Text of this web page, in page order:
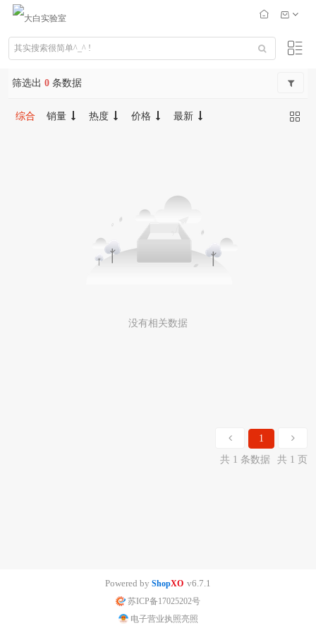
筛选出 0 条数据
综合 销量 热度 价格 最新
没有相关数据
1
共 1 条数据
共 1 页
Powered by ShopXO v6.7.1
苏ICP备17025202号
电子营业执照亮照